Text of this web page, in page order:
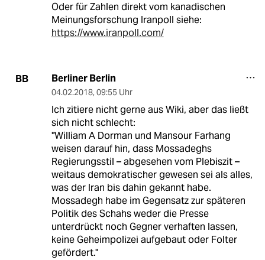
Oder für Zahlen direkt vom kanadischen
Meinungsforschung Iranpoll siehe:
https://www.iranpoll.com/
BB Berliner Berlin
04.02.2018, 09:55 Uhr
Ich zitiere nicht gerne aus Wiki, aber das ließt
sich nicht schlecht:
"William A Dorman und Mansour Farhang
weisen darauf hin, dass Mossadeghs
Regierungsstil – abgesehen vom Plebiszit –
weitaus demokratischer gewesen sei als alles,
was der Iran bis dahin gekannt habe.
Mossadegh habe im Gegensatz zur späteren
Politik des Schahs weder die Presse
unterdrückt noch Gegner verhaften lassen,
keine Geheimpolizei aufgebaut oder Folter
gefördert."